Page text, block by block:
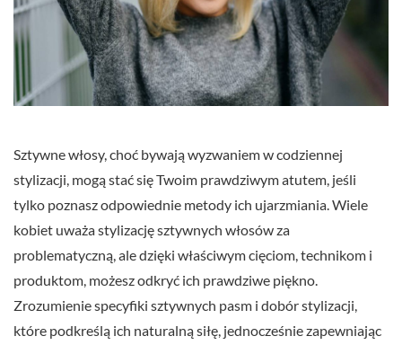
Sztywne włosy, choć bywają wyzwaniem w codziennej
stylizacji, mogą stać się Twoim prawdziwym atutem, jeśli
tylko poznasz odpowiednie metody ich ujarzmiania. Wiele
kobiet uważa stylizację sztywnych włosów za
problematyczną, ale dzięki właściwym cięciom, technikom i
produktom, możesz odkryć ich prawdziwe piękno.
Zrozumienie specyfiki sztywnych pasm i dobór stylizacji,
które podkreślą ich naturalną siłę, jednocześnie zapewniając